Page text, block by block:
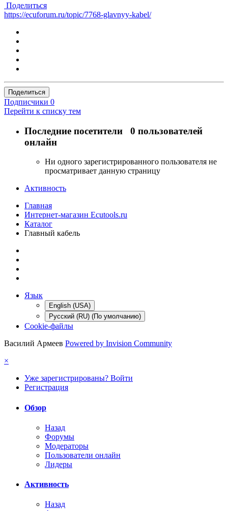
Поделиться
https://ecuforum.ru/topic/7768-glavnyy-kabel/
Поделиться
Подписчики 0
Перейти к списку тем
Последние посетители 0 пользователей
онлайн
Ни одного зарегистрированного пользователя не
просматривает данную страницу
Активность
Главная
Интернет-магазин Ecutools.ru
Каталог
Главный кабель
Язык
English (USA)
Русский (RU) (По умолчанию)
Cookie-файлы
Василий Армеев Powered by Invision Community
×
Уже зарегистрированы? Войти
Регистрация
Обзор
Назад
Форумы
Модераторы
Пользователи онлайн
Лидеры
Активность
Назад